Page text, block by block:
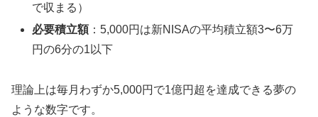
で収まる）
必要積立額：5,000円は新NISAの平均積立額3〜6万
円の6分の1以下
理論上は毎月わずか5,000円で1億円超を達成できる夢の
ような数字です。